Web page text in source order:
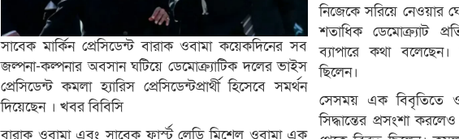
সাবেক মার্কিন প্রেসিডেন্ট বারাক ওবামা কয়েকদিনের সব
জল্পনা-কল্পনার অবসান ঘটিয়ে ডেমোক্র্যাটিক দলের ভাইস
প্রেসিডেন্ট কমলা হ্যারিস প্রেসিডেন্টপ্রার্থী হিসেবে সমর্থন
দিয়েছেন । খবর বিবিসি
নিজেকে সরিয়ে নেওয়ার
শতাধিক ডেমোক্র্যাট
ব্যাপারে কথা
ছিলেন।
সেসময় এক বিবৃতিতে
সিদ্ধান্তের প্রসংশা